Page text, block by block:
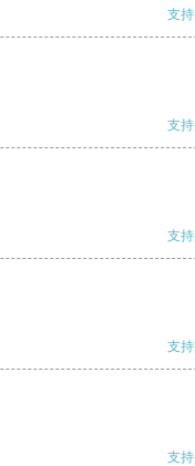
支持
支持
支持
支持
支持